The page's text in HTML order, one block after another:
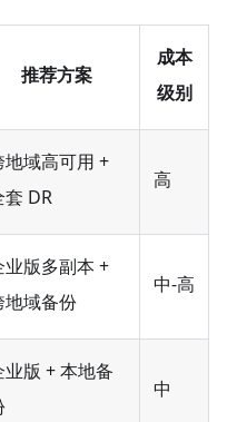
推荐方案
成本
级别
地域高可用 +
套 DR
高
业版多副本 +
地域备份
中-高
业版 + 本地备
中